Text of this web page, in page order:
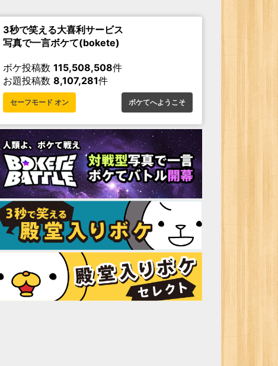
3秒で笑える大喜利サービス
写真で一言ボケて(bokete)
ボケ投稿数 115,508,508件
お題投稿数 8,107,281件
セーフモード オン ボケてへようこそ